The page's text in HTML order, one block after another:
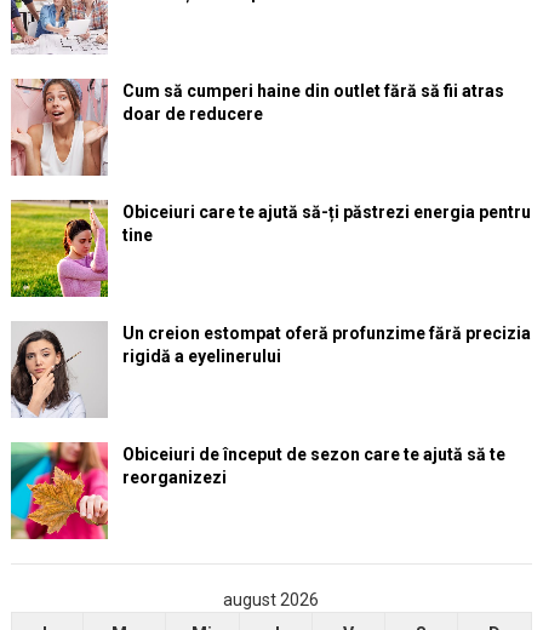
Cum să cumperi haine din outlet fără să fii atras
doar de reducere
Obiceiuri care te ajută să-ți păstrezi energia pentru
tine
Un creion estompat oferă profunzime fără precizia
rigidă a eyelinerului
Obiceiuri de început de sezon care te ajută să te
reorganizezi
august 2026